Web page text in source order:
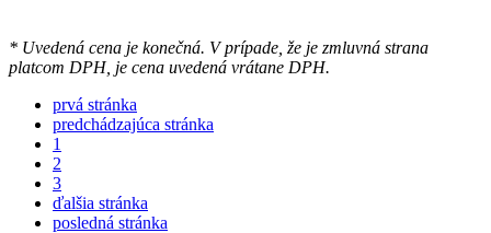
* Uvedená cena je konečná. V prípade, že je zmluvná strana
platcom DPH, je cena uvedená vrátane DPH.
prvá stránka
predchádzajúca stránka
1
2
3
ďalšia stránka
posledná stránka